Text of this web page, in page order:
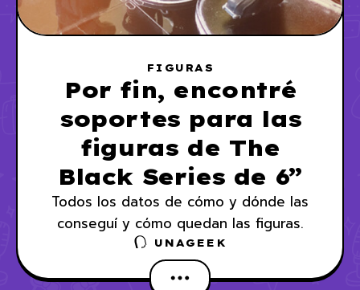
FIGURAS
Por fin, encontré
soportes para las
figuras de The
Black Series de 6”
Todos los datos de cómo y dónde las
conseguí y cómo quedan las figuras.
UNAGEEK